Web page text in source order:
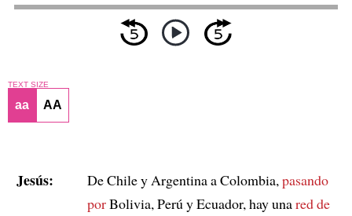
TEXT SIZE
aa AA
Jesús: De Chile y Argentina a Colombia, pasando
porBolivia, Perú y Ecuador, hay unared de